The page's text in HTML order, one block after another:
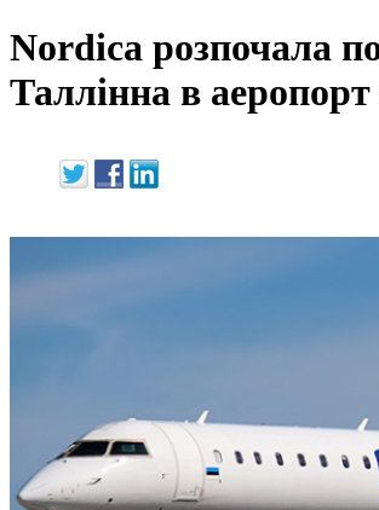
Nordica розпочала
Таллінна в